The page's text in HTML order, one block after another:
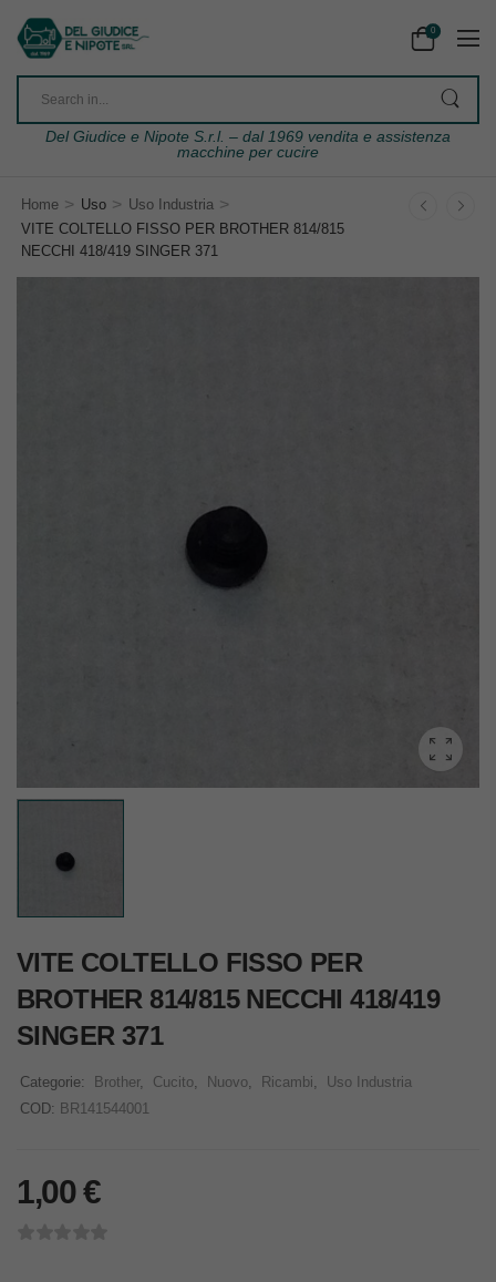
0
Del Giudice e Nipote S.r.l. – dal 1969 vendita e assistenza
macchine per cucire
Home > Uso > Uso Industria >
VITE COLTELLO FISSO PER BROTHER 814/815
NECCHI 418/419 SINGER 371
VITE COLTELLO FISSO PER
BROTHER 814/815 NECCHI 418/419
SINGER 371
Categorie: Brother, Cucito Nuovo Ricambi
Uso Industria
COD: BR141544001
1,00€